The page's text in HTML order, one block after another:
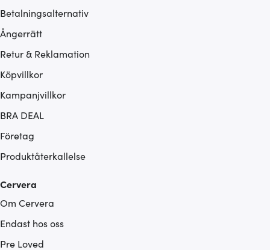
Betalningsalternativ
Ångerrätt
Retur & Reklamation
Köpvillkor
Kampanjvillkor
BRA DEAL
Företag
Produktåterkallelse
Cervera
Om Cervera
Endast hos oss
Pre Loved